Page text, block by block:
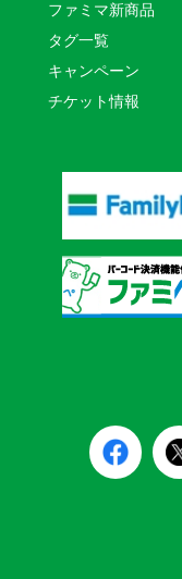
ファミマ新商品
タグ一覧
キャンペーン
チケット情報